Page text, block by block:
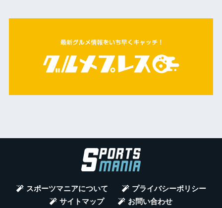
スポーツマニアについて
プライバシーポリシー
サイトマップ
お問い合わせ